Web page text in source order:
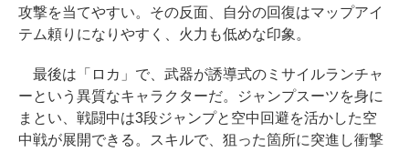
攻撃を当てやすい。その反面、自分の回復はマップアイ
テム頼りになりやすく、火力も低めな印象。
最後は「ロカ」で、武器が誘導式のミサイルランチャ
ーという異質なキャラクターだ。ジャンプスーツを身に
まとい、戦闘中は3段ジャンプと空中回避を活かした空
中戦が展開できる。スキルで、狙った箇所に突進し衝撃